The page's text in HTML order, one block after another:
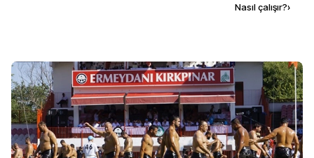
Nasıl çalışır?›